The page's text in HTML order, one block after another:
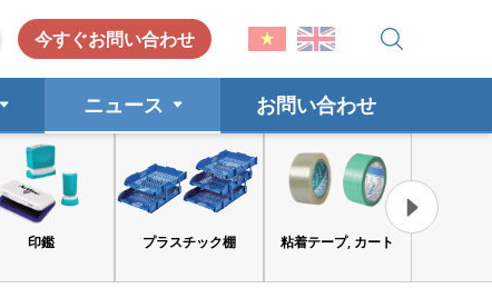
今すぐお問い合わせ
ニュース お問い合わせ
プラスチック棚 粘着テープ, カート 工具と安全保護具